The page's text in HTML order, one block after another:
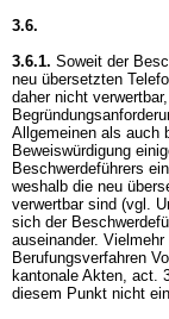
3.6.
3.6.1. Soweit der
neu übersetzten
daher nicht
Allgemeinen als auch
Beweiswürdigung
Beschwerdeführers
weshalb die neu
verwertbar sind (vgl.
sich der
auseinander.
Berufungsverfahren
kantonale Akten, act.
diesem Punkt nicht